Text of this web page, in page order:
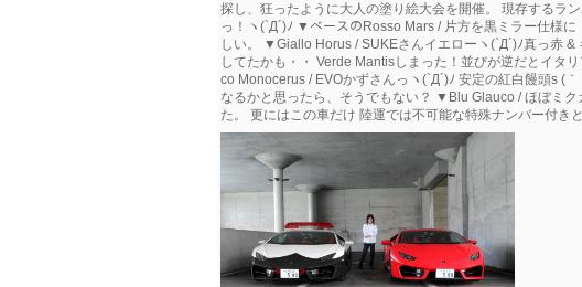
探し、狂ったように大人の塗り絵大会を開催。 現存するラ
っ！ヽ(`Д´)ﾉ ▼ベースのRosso Mars / 片方を黒ミラー仕様
しい。 ▼Giallo Horus / SUKEさんイエローヽ(`Д´)ﾉ真っ赤
してたかも・・ Verde Mantisしまった！並びが逆だとイタ
co Monocerus / EVOかずさんっヽ(`Д´)ﾉ 安定の紅白饅頭s (
なるかと思ったら、そうでもない？ ▼Blu Glauco / ほぼミ
た。 更にはこの車だけ 陸運では不可能な特殊ナンバー付き